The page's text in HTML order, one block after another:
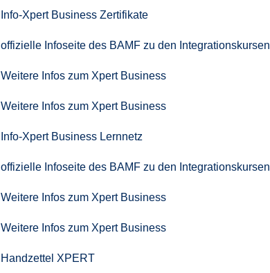
Info-Xpert Business Zertifikate
offizielle Infoseite des BAMF zu den Integrationskursen
Weitere Infos zum Xpert Business
Weitere Infos zum Xpert Business
Info-Xpert Business Lernnetz
offizielle Infoseite des BAMF zu den Integrationskursen
Weitere Infos zum Xpert Business
Weitere Infos zum Xpert Business
Handzettel XPERT